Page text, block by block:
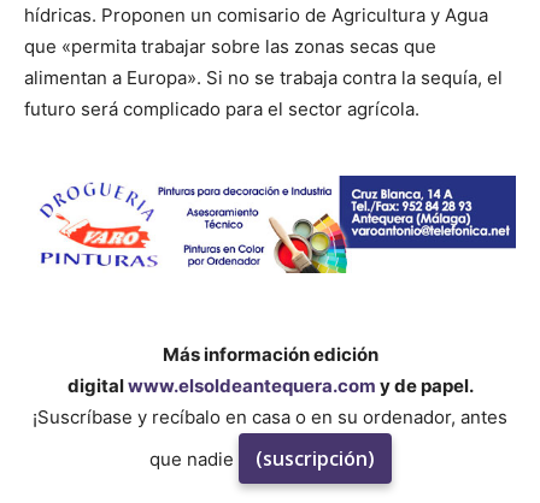
hídricas. Proponen un comisario de Agricultura y Agua
que «permita trabajar sobre las zonas secas que
alimentan a Europa». Si no se trabaja contra la sequía, el
futuro será complicado para el sector agrícola.
Más información edición
digitalwww.elsoldeantequera.com y de papel.
¡Suscríbase y recíbalo en casa o en su ordenador, antes
que nadie
(suscripción)